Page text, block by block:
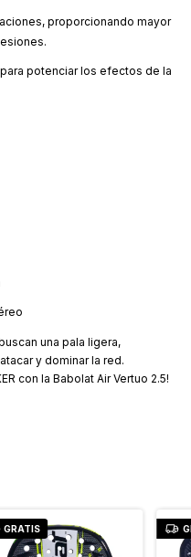
proporcionando mayor
potenciar los efectos de la
una pala ligera,
y dominar la red.
con la Babolat Air Vertuo 2.5!
GRATIS